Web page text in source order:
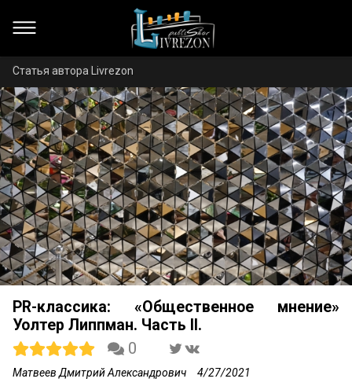
Статья автора Livrezon
PR-классика: «Общественное мнение»
Уолтер Липпман. Часть II.
0
Матвеев Дмитрий Александрович 4/27/2021